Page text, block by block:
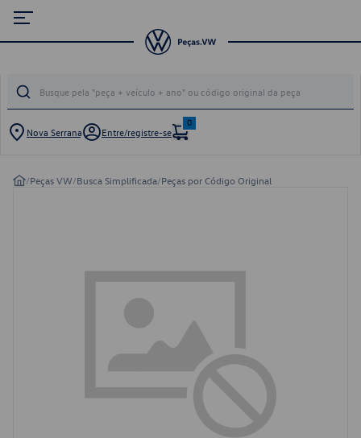
Nova Serrana Entre/registre-se
0
/Peças VW/Busca Simplificada/Peças por Código Original